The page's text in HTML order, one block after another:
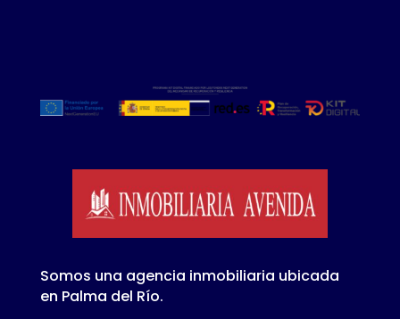
Somos una agencia inmobiliaria ubicada
en Palma del Río.